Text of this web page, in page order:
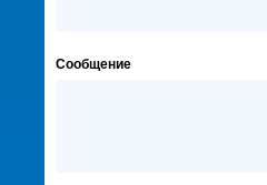
Сообщение